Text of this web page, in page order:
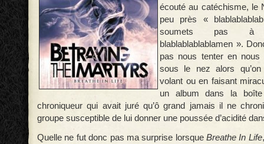
écouté au catéchisme, le
peu près «
soumets pas à
blablablablablamen ».
pas nous tenter en nous
sous le nez alors
volant ou en faisant
un album dans la
chroniqueur qui avait juré qu’ô grand jamais il ne
groupe susceptible de lui donner une poussée d’acidité
Quelle ne fut donc pas ma surprise lorsqueBreathe In Life